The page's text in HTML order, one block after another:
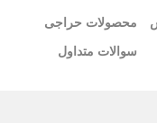
محصولات حراجی
سوالات متداول